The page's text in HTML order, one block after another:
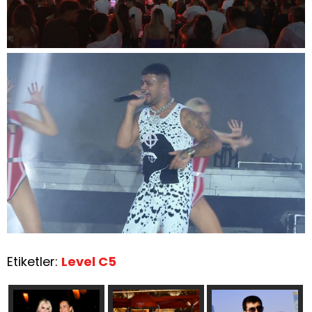
Etiketler: Level C5